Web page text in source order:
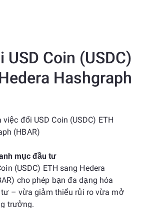
Coin (USDC)
Hashgraph
đổi USD Coin (USDC) ETH
(HBAR)
mục đầu tư
(USDC) ETH sang Hedera
cho phép bạn đa dạng hóa
– vừa giảm thiểu rủi ro vừa mở
trưởng.